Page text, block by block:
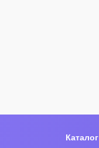
Каталог